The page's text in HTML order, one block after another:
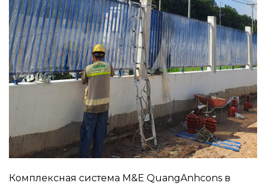
Комплексная система M&E QuangAnhcons в